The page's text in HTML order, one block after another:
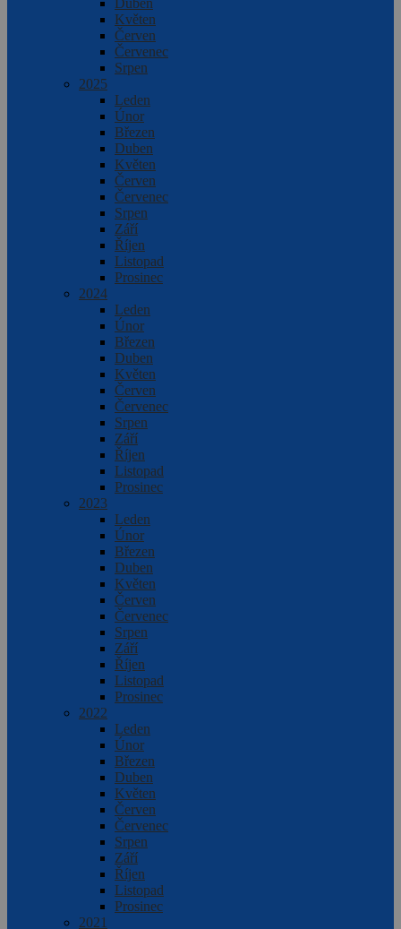
Duben
Květen
Červen
Červenec
Srpen
2025
Leden
Únor
Březen
Duben
Květen
Červen
Červenec
Srpen
Září
Říjen
Listopad
Prosinec
2024
Leden
Únor
Březen
Duben
Květen
Červen
Červenec
Srpen
Září
Říjen
Listopad
Prosinec
2023
Leden
Únor
Březen
Duben
Květen
Červen
Červenec
Srpen
Září
Říjen
Listopad
Prosinec
2022
Leden
Únor
Březen
Duben
Květen
Červen
Červenec
Srpen
Září
Říjen
Listopad
Prosinec
2021